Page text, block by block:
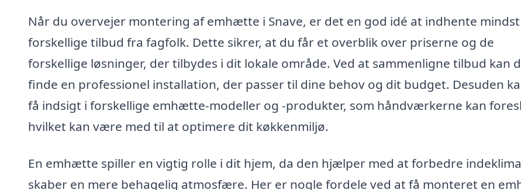
Når du overvejer montering af emhætte i Snave, er det en god idé at indhente
forskellige tilbud fra fagfolk. Dette sikrer, at du får et overblik over priserne og de
forskellige løsninger, der tilbydes i dit lokale område. Ved at sammenligne tilbud kan
finde en professionel installation, der passer til dine behov og dit budget. Desuden
få indsigt i forskellige emhætte-modeller og -produkter, som håndværkerne kan
hvilket kan være med til at optimere dit køkkenmiljø.
En emhætte spiller en vigtig rolle i dit hjem, da den hjælper med at forbedre
skaber en mere behagelig atmosfære. Her er nogle fordele ved at få monteret en